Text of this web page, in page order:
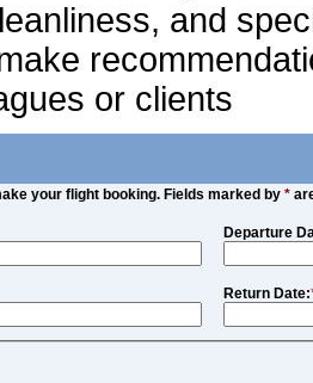
and
or clients
your flight booking. Fields marked by *
Departure
Return Date: